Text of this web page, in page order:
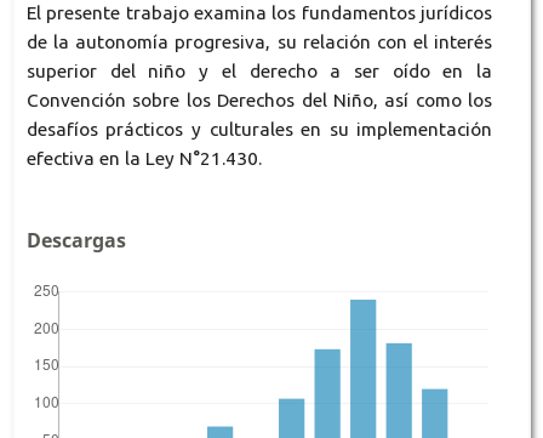
El presente trabajo examina los fundamentos jurídicos
de la autonomía progresiva, su relación con el interés
superior del niño y el derecho a ser oído en la
Convención sobre los Derechos del Niño, así como los
desafíos prácticos y culturales en su implementación
efectiva en la Ley N°21.430.
Descargas